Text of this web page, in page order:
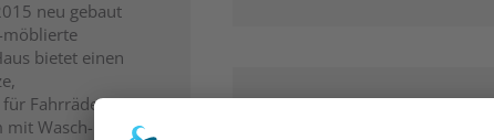
neu gebaut
bietet einen
Fahrräder
Wasch- und